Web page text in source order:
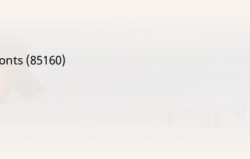
(85160)